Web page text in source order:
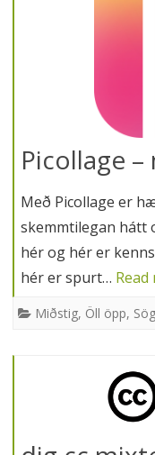
Picollage
Með Picollage er
skemmtilegan hátt
hér og hér er
hér er spurt… Read
Miðstig, Öll öpp,